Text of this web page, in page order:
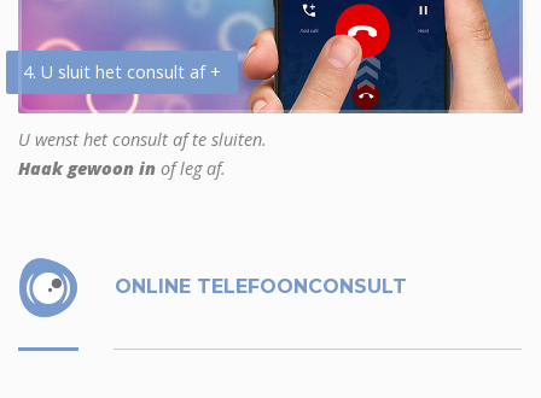
4. U sluit het consult af +
U wenst het consult af te sluiten.
Haak gewoon in of leg af.
ONLINE TELEFOONCONSULT